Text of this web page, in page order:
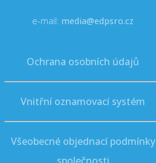
e-mail: media@edpsro.cz
Ochrana osobních údajů
Vnitřní oznamovací systém
Všeobecné objednací podmínky